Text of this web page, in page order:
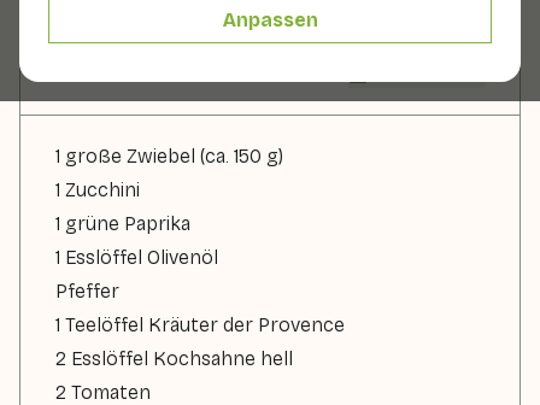
Anpassen
1 große Zwiebel (ca. 150 g)
1 Zucchini
1 grüne Paprika
1 Esslöffel Olivenöl
Pfeffer
1 Teelöffel Kräuter der Provence
2 Esslöffel Kochsahne hell
2 Tomaten